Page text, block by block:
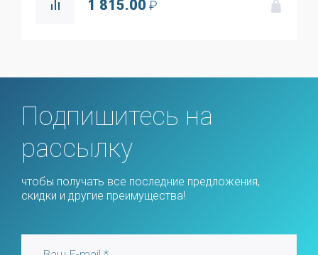
1 815.00 ₽
Подпишитесь на
рассылку
чтобы получать все последние предложения,
скидки и другие преимущества!